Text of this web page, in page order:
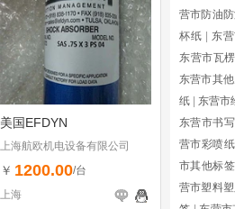
美国EFDYN
上海航欧机电设备有限公司
￥ 1200.00/台
上海
营市防油
杯纸
东
东营市瓦
东营市其
纸
东营市
东营市书
营市彩喷纸
市其他标
营市塑料